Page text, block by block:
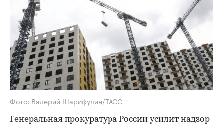
Фото: Валерий Шарифулин/ТАСС
Генеральная прокуратура России усилит надзор